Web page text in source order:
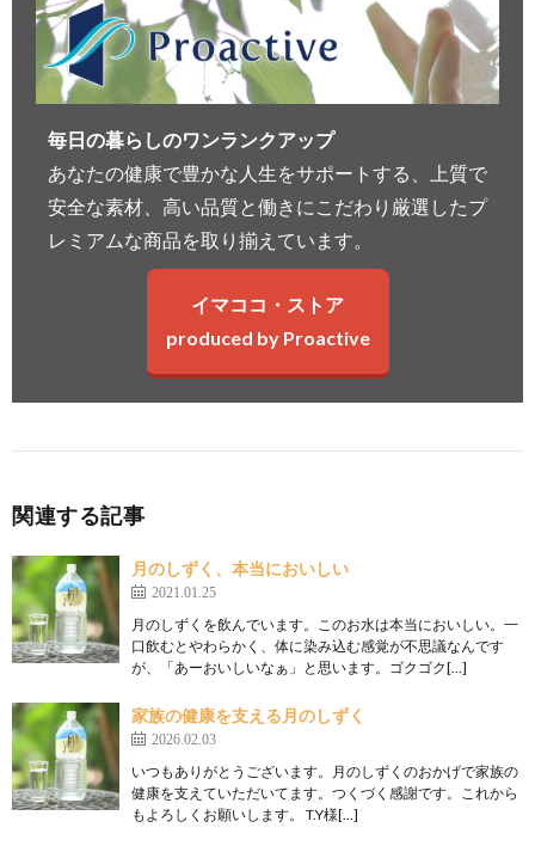
毎日の暮らしのワンランクアップ
あなたの健康で豊かな人生をサポートする、上質で
安全な素材、高い品質と働きにこだわり厳選したプ
レミアムな商品を取り揃えています。
イマココ・ストア
produced by Proactive
関連する記事
月のしずく、本当においしい
2021.01.25
月のしずくを飲んでいます。このお水は本当においしい。一
口飲むとやわらかく、体に染み込む感覚が不思議なんです
が、「あーおいしいなぁ」と思います。ゴクゴク[…]
家族の健康を支える月のしずく
2026.02.03
いつもありがとうございます。月のしずくのおかげで家族の
健康を支えていただいてます。つくづく感謝です。これから
もよろしくお願いします。 T.Y様[…]